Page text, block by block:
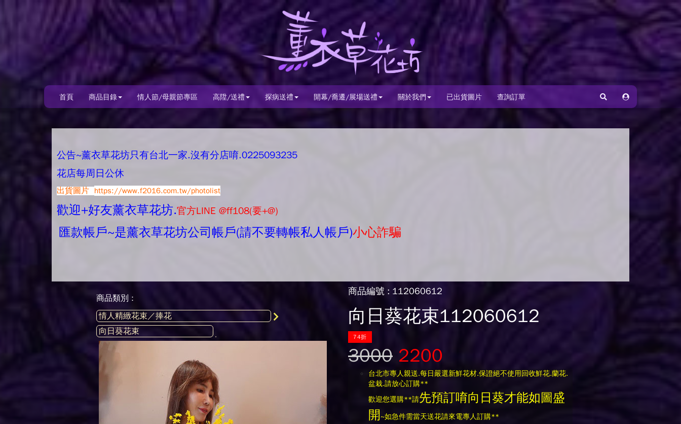
首頁 商品目錄 情人節/母親節專區 高陞/送禮 探病送禮 開幕/喬遷/展場送禮 關於我們 已出貨圖片 查詢訂單
公告~薰衣草花坊只有台北一家.沒有分店唷.0225093235
花店每周日公休
出貨圖片 https://www.f2016.com.tw/photolist
歡迎+好友薰衣草花坊.官方LINE @ff108(要+@)
匯款帳戶~是薰衣草花坊公司帳戶(請不要轉帳私人帳戶)小心詐騙
商品類別 :
商品編號 : 112060612
向日葵花束112060612
74折
3000 2200
台北市專人親送.每日嚴選新鮮花材.保證絕不使用回收鮮花.蘭花.
盆栽.請放心訂購**
歡迎您選購**請先預訂唷向日葵才能如圖盛
開~如急件需當天送花請來電專人訂購**